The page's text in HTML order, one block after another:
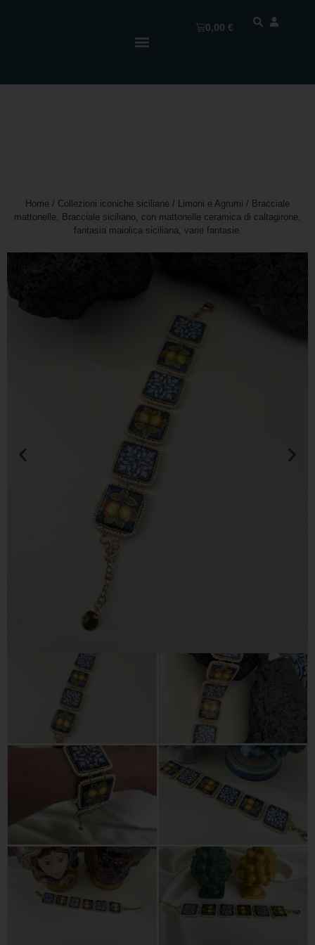
0,00€
Home / Collezioni iconiche siciliane / Limoni e Agrumi / Bracciale
mattonelle, Bracciale siciliano, con mattonelle ceramica di caltagirone,
fantasia maiolica siciliana, varie fantasie.